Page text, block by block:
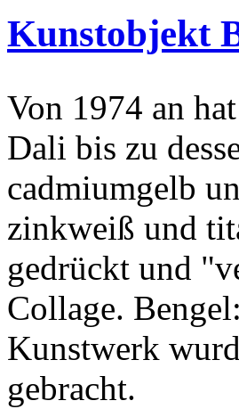
Kunstobjekt
Von 1974 an
Dali bis zu
cadmiumgelb
zinkweiß und
gedrückt und
Collage.
Kunstwerk
gebracht.